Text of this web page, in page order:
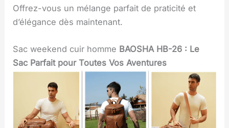
Offrez-vous un mélange parfait de praticité et
d’élégance dès maintenant.
Sac weekend cuir homme BAOSHA HB-26 : Le
Sac Parfait pour Toutes Vos Aventures